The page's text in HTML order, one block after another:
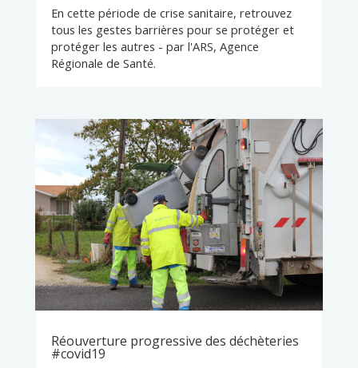
En cette période de crise sanitaire, retrouvez
tous les gestes barrières pour se protéger et
protéger les autres - par l'ARS, Agence
Régionale de Santé.
Réouverture progressive des déchèteries
#covid19